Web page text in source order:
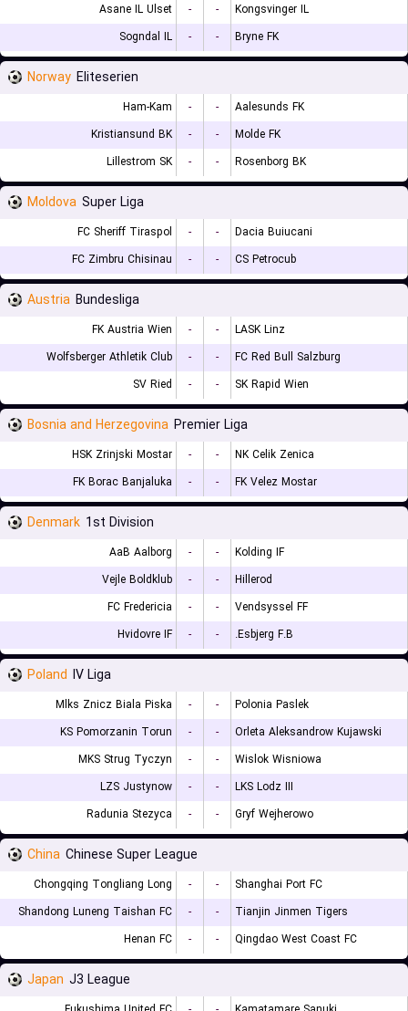
Asane IL Ulset
- -
Kongsvinger IL
Sogndal IL
- - Bryne FK
Norway Eliteserien
Ham-Kam - -
Aalesunds FK
Kristiansund BK
- -
Molde FK
Lillestrom SK
- - Rosenborg BK
Moldova Super Liga
FC Sheriff Tiraspol - -
Dacia Buiucani
FC Zimbru Chisinau
- - CS Petrocub
Austria Bundesliga
FK Austria Wien - -
LASK Linz
Wolfsberger Athletik Club
- -
FC Red Bull Salzburg
SV Ried
- - SK Rapid Wien
Bosnia and Herzegovina Premier Liga
HSK Zrinjski Mostar - -
NK Celik Zenica
FK Borac Banjaluka
- - FK Velez Mostar
Denmark 1st Division
AaB Aalborg - -
Kolding IF
Vejle Boldklub
- -
Hillerod
FC Fredericia
- -
Vendsyssel FF
Hvidovre IF
- - Esbjerg F.B.
Poland IV Liga
Mlks Znicz Biala Piska - -
Polonia Paslek
KS Pomorzanin Torun
- -
Orleta Aleksandrow Kujawski
MKS Strug Tyczyn
- -
Wislok Wisniowa
LZS Justynow
- -
LKS Lodz III
Radunia Stezyca
- - Gryf Wejherowo
China Chinese Super League
Chongqing Tongliang Long - -
Shanghai Port FC
Shandong Luneng Taishan FC
- -
Tianjin Jinmen Tigers
Henan FC
- - Qingdao West Coast FC
Japan J3 League